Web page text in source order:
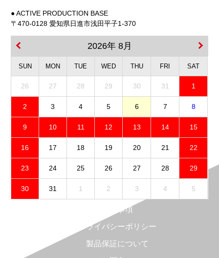
● ACTIVE PRODUCTION BASE
〒470-0128 愛知県日進市浅田平子1-370
2026年 8月
SUN MON TUE WED THU FRI SAT
26 27 28 29 30 31 1
2 3 4 5 6 7 8
9 10 11 12 13 14 15
16 17 18 19 20 21 22
23 24 25 26 27 28 29
30 31 1 2 3 4 5
免責事項
プライバシーポリシー
製品保証について